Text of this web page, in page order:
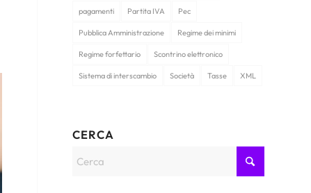
pagamenti Partita IVA Pec
Pubblica Amministrazione Regime dei minimi
Regime forfettario Scontrino elettronico
Sistema di interscambio Società Tasse XML
CERCA